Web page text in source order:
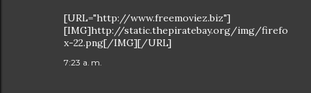
[URL="http://www.freemoviez.biz"]
[IMG]http://static.thepiratebay.org/img/firefo
x-22.png[/IMG][/URL]
7:23 a. m.